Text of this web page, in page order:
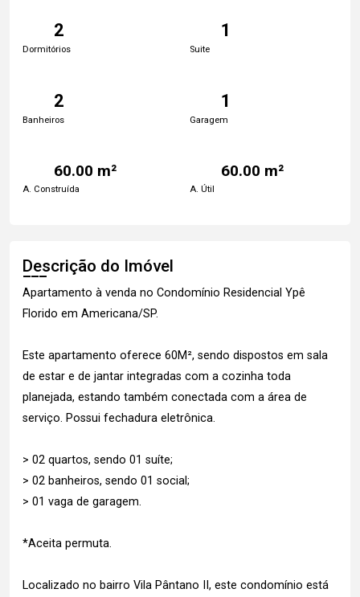
2
Dormitórios
1
Suite
2
Banheiros
1
Garagem
60.00 m²
A. Construída
60.00 m²
A. Útil
Descrição do Imóvel
Apartamento à venda no Condomínio Residencial Ypê
Florido em Americana/SP.
Este apartamento oferece 60M², sendo dispostos em sala
de estar e de jantar integradas com a cozinha toda
planejada, estando também conectada com a área de
serviço. Possui fechadura eletrônica.
> 02 quartos, sendo 01 suíte;
> 02 banheiros, sendo 01 social;
> 01 vaga de garagem.
*Aceita permuta.
Localizado no bairro Vila Pântano II, este condomínio está